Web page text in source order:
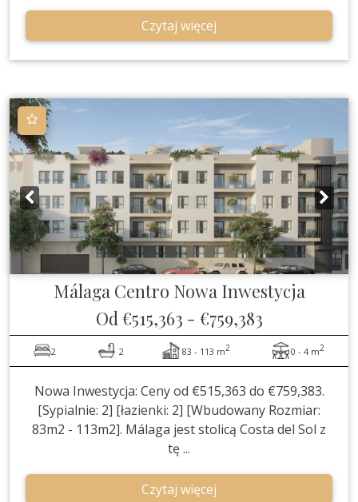
Czytaj więcej
Málaga Centro Nowa Inwestycja
Od €515,363 - €759,383
2 2 83 - 113 m2 0 - 4 m2
Nowa Inwestycja: Ceny od €515,363 do €759,383.
[Sypialnie: 2] [łazienki: 2] [Wbudowany Rozmiar:
83m2 - 113m2]. Málaga jest stolicą Costa del Sol z
tę ...
Czytaj więcej